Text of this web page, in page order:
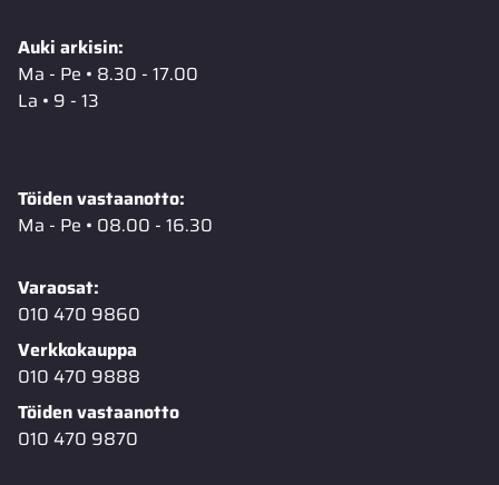
Auki arkisin:
Ma - Pe • 8.30 - 17.00
La • 9 - 13
Töiden vastaanotto:
Ma - Pe • 08.00 - 16.30
Varaosat:
010 470 9860
Verkkokauppa
010 470 9888
Töiden vastaanotto
010 470 9870